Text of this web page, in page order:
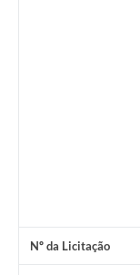
Nº da Licitação